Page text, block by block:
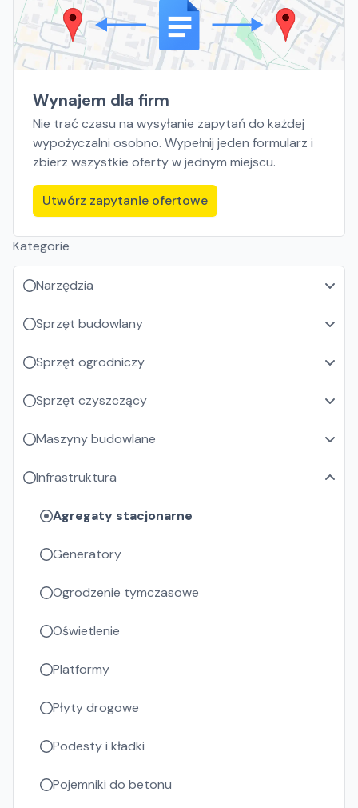
Wynajem dla firm
Nie trać czasu na wysyłanie zapytań do każdej
wypożyczalni osobno. Wypełnij jeden formularz i
zbierz wszystkie oferty w jednym miejscu.
Utwórz zapytanie ofertowe
Kategorie
Narzędzia
Sprzęt budowlany
Sprzęt ogrodniczy
Sprzęt czyszczący
Maszyny budowlane
Infrastruktura
Agregaty stacjonarne
Generatory
Ogrodzenie tymczasowe
Oświetlenie
Platformy
Płyty drogowe
Podesty i kładki
Pojemniki do betonu